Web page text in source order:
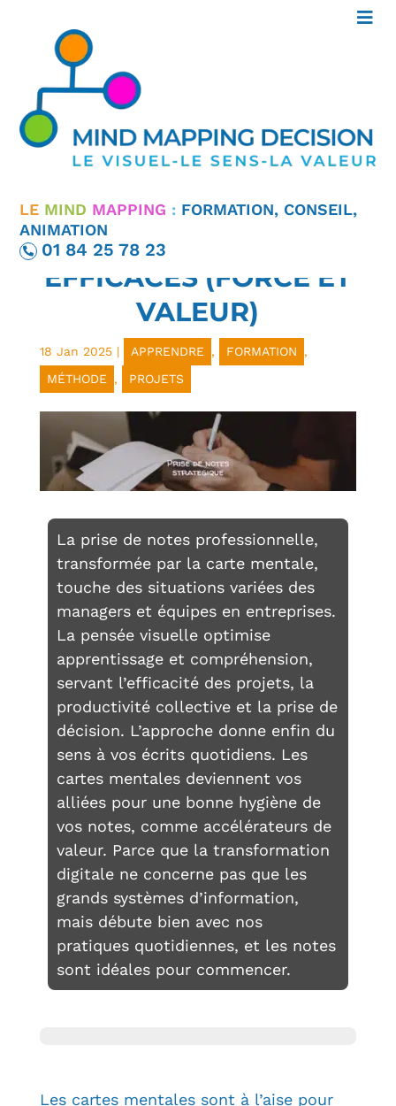
LE MIND MAPPING : FORMATION, CONSEIL,
ANIMATION
01 84 25 78 23
PRISE DE NOTES
CARTE MENTALE :
SECRETS DES
MANAGERS
EFFICACES (FORCE ET
VALEUR)
18 Jan 2025| APPRENDRE , FORMATION
,
MÉTHODE
, PROJETS
La prise de notes professionnelle,
transformée par la carte mentale,
touche des situations variées des
managers et équipes en entreprises.
La pensée visuelle optimise
apprentissage et compréhension,
servant l’efficacité des projets, la
productivité collective et la prise de
décision. L’approche donne enfin du
sens à vos écrits quotidiens. Les
cartes mentales deviennent vos
alliées pour une bonne hygiène de
vos notes, comme accélérateurs de
valeur. Parce que la transformation
digitale ne concerne pas que les
grands systèmes d’information,
mais débute bien avec nos
pratiques quotidiennes, et les notes
sont idéales pour commencer.
Les cartes mentales sont à l’aise pour